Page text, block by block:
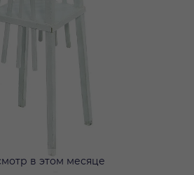
в этом месяце